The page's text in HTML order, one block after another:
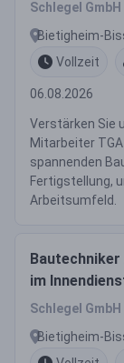
Schlegel GmbH
Bietigheim-
Vollzeit
06.08.2026
Verstärken Sie
Mitarbeiter
spannenden
Fertigstellung,
Arbeitsumfeld.
im
Schlegel GmbH
Bietigheim-